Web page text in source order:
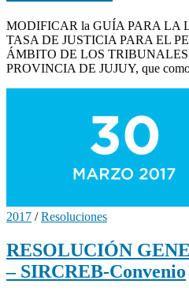
MODIFICAR la GUÍA PARA LA
TASA DE JUSTICIA PARA EL
ÁMBITO DE LOS
PROVINCIA DE JUJUY, que
2017 /Resoluciones
RESOLUCIÓN
– SIRCREB-Convenio